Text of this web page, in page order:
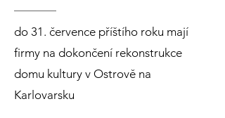
do 31. července příštího roku mají
firmy na dokončení rekonstrukce
domu kultury v Ostrově na
Karlovarsku